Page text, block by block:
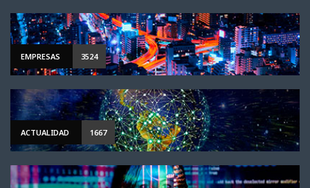
EMPRESAS 3524
ACTUALIDAD 1667